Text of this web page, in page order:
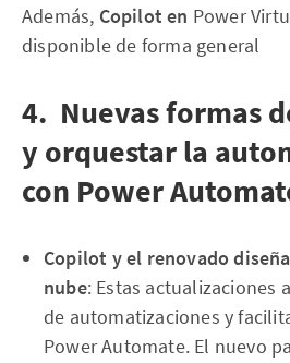
Además, Copilot en Power
disponible de forma general
4. Nuevas formas
y orquestar la
con Power
Copilot y el renovado
nube: Estas actualizaciones
de automatizaciones y
Power Automate. El nuevo